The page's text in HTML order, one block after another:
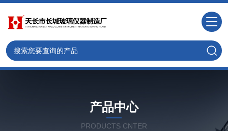
产品中心
PRODUCTS CNTER